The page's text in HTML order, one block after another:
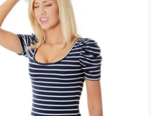
מחקר שנערך לאחרונה על ידי חוקרים בריטים טוען
לכאבי ראש הוא הטיפול היעיל ביותר לכל מי
כרוניים. המחקר נערך בבית החולים הלאומי לכאבי
והוא נערך על פני תקופה של שלוש שנים. צוות
על הטיפולים שניתנו ליותר מ-1500 חולי כאבי ראש […]